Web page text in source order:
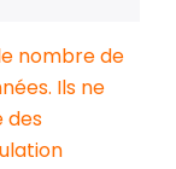
nombre de
Ils ne
des